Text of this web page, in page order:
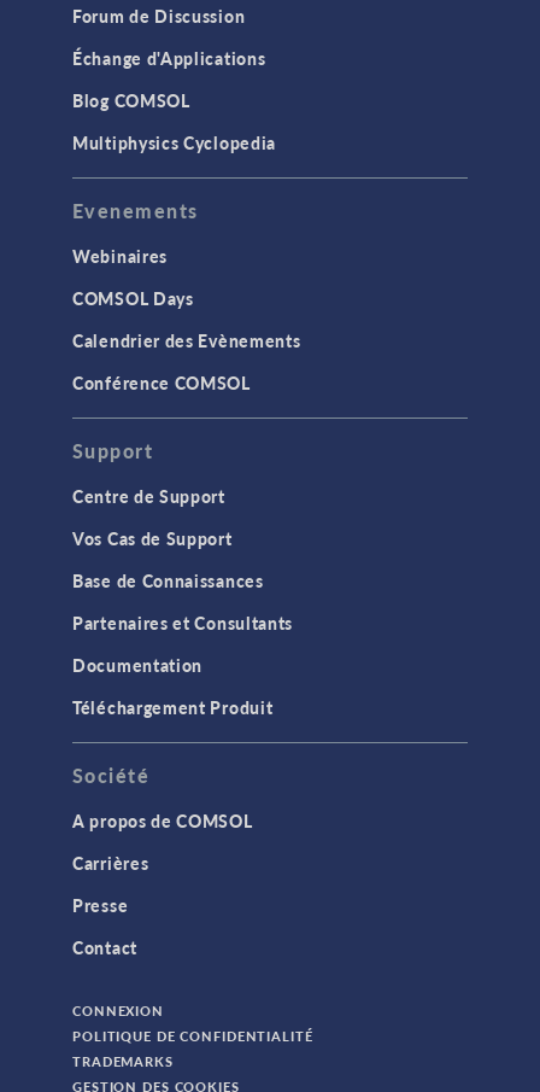
Forum de Discussion
Échange d'Applications
Blog COMSOL
Multiphysics Cyclopedia
Evenements
Webinaires
COMSOL Days
Calendrier des Evènements
Conférence COMSOL
Support
Centre de Support
Vos Cas de Support
Base de Connaissances
Partenaires et Consultants
Documentation
Téléchargement Produit
Société
A propos de COMSOL
Carrières
Presse
Contact
CONNEXION
POLITIQUE DE CONFIDENTIALITÉ
TRADEMARKS
GESTION DES COOKIES